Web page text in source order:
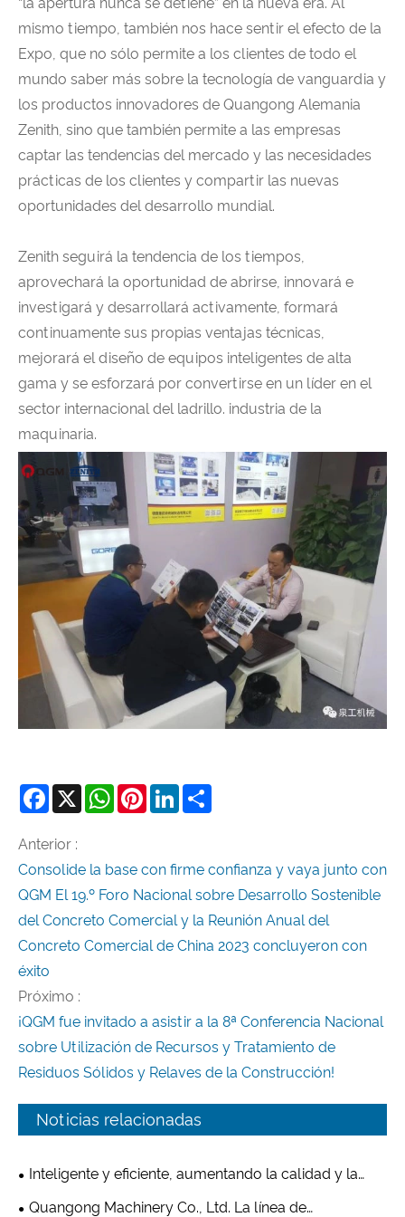
mismo tiempo, también nos hace sentir el efecto de la
Expo, que no sólo permite a los clientes de todo el
mundo saber más sobre la tecnología de vanguardia y
los productos innovadores de Quangong Alemania
Zenith, sino que también permite a las empresas
captar las tendencias del mercado y las necesidades
prácticas de los clientes y compartir las nuevas
oportunidades del desarrollo mundial.
Zenith seguirá la tendencia de los tiempos,
aprovechará la oportunidad de abrirse, innovará e
investigará y desarrollará activamente, formará
continuamente sus propias ventajas técnicas,
mejorará el diseño de equipos inteligentes de alta
gama y se esforzará por convertirse en un líder en el
sector internacional del ladrillo. industria de la
maquinaria.
Facebook
X WhatsAppPinterestLinkedIn
Anterior :
Consolide la base con firme confianza y vaya junto con
QGM El 19.º Foro Nacional sobre Desarrollo Sostenible
del Concreto Comercial y la Reunión Anual del
Concreto Comercial de China 2023 concluyeron con
éxito
Próximo :
¡QGM fue invitado a asistir a la 8ª Conferencia Nacional
sobre Utilización de Recursos y Tratamiento de
Residuos Sólidos y Relaves de la Construcción!
Noticias relacionadas
Inteligente y eficiente, aumentando la calidad y la
productividad: la nueva línea de producción de
Quangong Machinery Co., Ltd. La línea de